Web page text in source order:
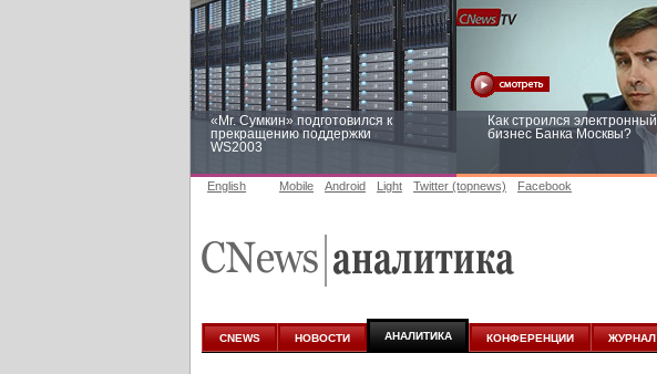
«Mr. Сумкин» подготовился к
прекращению поддержки
WS2003
Как строился электронный
бизнес Банка Москвы?
аналитике
English Mobile Android Light Twitter (topnews) Facebook
CNEWS НОВОСТИ АНАЛИТИКА КОНФЕРЕНЦИИ ЖУРНАЛ